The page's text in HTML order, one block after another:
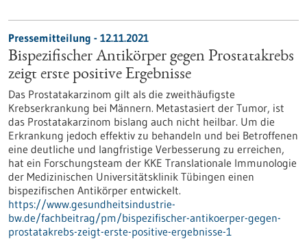
Pressemitteilung - 12.11.2021
Bispezifischer Antikörper gegen Prostatakrebs
zeigt erste positive Ergebnisse
Das Prostatakarzinom gilt als die zweithäufigste
Krebserkrankung bei Männern. Metastasiert der Tumor, ist
das Prostatakarzinom bislang auch nicht heilbar. Um die
Erkrankung jedoch effektiv zu behandeln und bei Betroffenen
eine deutliche und langfristige Verbesserung zu erreichen,
hat ein Forschungsteam der KKE Translationale Immunologie
der Medizinischen Universitätsklinik Tübingen einen
bispezifischen Antikörper entwickelt.
https://www.gesundheitsindustrie-
bw.de/fachbeitrag/pm/bispezifischer-antikoerper-gegen-
prostatakrebs-zeigt-erste-positive-ergebnisse-1